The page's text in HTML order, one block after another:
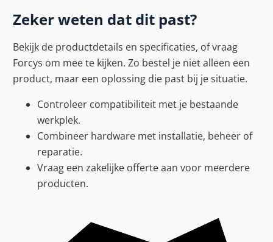
Zeker weten dat dit past?
Bekijk de productdetails en specificaties, of vraag
Forcys om mee te kijken. Zo bestel je niet alleen een
product, maar een oplossing die past bij je situatie.
Controleer compatibiliteit met je bestaande
werkplek.
Combineer hardware met installatie, beheer of
reparatie.
Vraag een zakelijke offerte aan voor meerdere
producten.